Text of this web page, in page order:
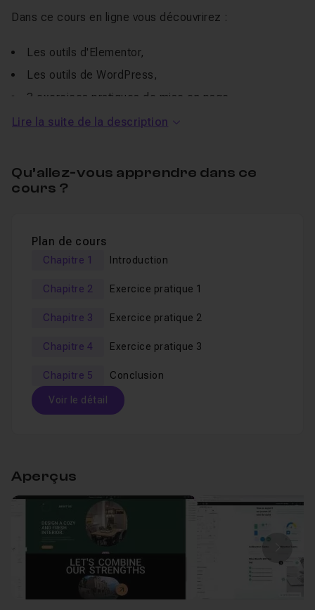
Dans ce cours en ligne vous découvrirez :
Les outils d'Elementor,
Les outils de WordPress,
3 exercices pratiques de mise en page.
Je reste à votre disposition en entraide pour toutes
complémentaire.
UnQCMvous permet de valider vos connaissances en
prototypage incontournable.
Lire la suite de la description
Qu’allez-vous apprendre dans ce
cours ?
Plan de cours
Chapitre 1 Introduction
Chapitre 2 Exercice pratique 1
Chapitre 3 Exercice pratique 2
Chapitre 4 Exercice pratique 3
Chapitre 5 Conclusion
Voir le détail
Leçon 1 Introduction
Leçon 2 Avant-propos
Aperçus